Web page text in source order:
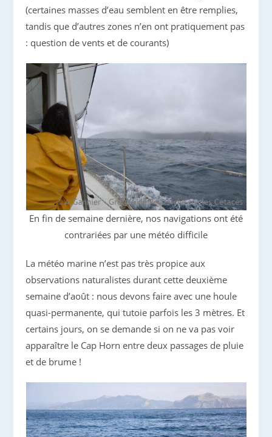
(certaines masses d’eau semblent en être remplies,
tandis que d’autres zones n’en ont pratiquement pas
: question de vents et de courants)
En fin de semaine dernière, nos navigations ont été
contrariées par une météo difficile
La météo marine n’est pas très propice aux
observations naturalistes durant cette deuxième
semaine d’août : nous devons faire avec une houle
quasi-permanente, qui tutoie parfois les 3 mètres. Et
certains jours, on se demande si on ne va pas voir
apparaître le Cap Horn entre deux passages de pluie
et de brume !